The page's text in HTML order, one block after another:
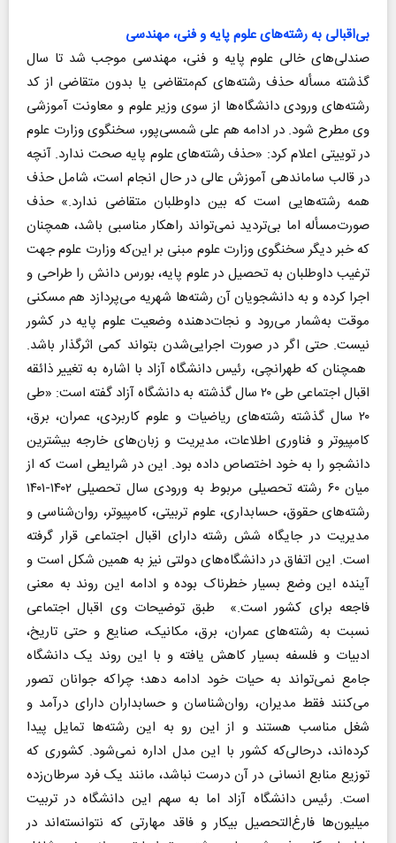
بی‌اقبالی به رشته‌های علوم پایه و فنی، مهندسی
صندلی‌های خالی علوم پایه و فنی، مهندسی موجب شد تا سال
گذشته مسأله حذف رشته‌های کم‌متقاضی یا بدون‌ متقاضی از کد
رشته‌های ورودی دانشگاه‌ها از سوی وزیر علوم و معاونت آموزشی
وی مطرح شود. در ادامه هم علی شمسی‌پور، سخنگوی وزارت علوم
در توییتی اعلام کرد: «حذف رشته‌های علوم پایه صحت ندارد. آنچه
در قالب ساماندهی آموزش عالی در حال انجام است، شامل حذف
همه رشته‌هایی است که بین داوطلبان متقاضی ندارد.» حذف
صورت‌مسأله اما بی‌تردید نمی‌تواند راهکار مناسبی باشد، همچنان‌
که خبر دیگر سخنگوی وزارت علوم مبنی بر این‌که وزارت علوم جهت
ترغیب داوطلبان به تحصیل در علوم پایه، بورس دانش را طراحی و
اجرا کرده و به دانشجویان آن رشته‌ها شهریه می‌پردازد هم مسکنی
موقت به‌شمار می‌رود و نجات‌دهنده وضعیت علوم پایه در کشور
نیست. حتی اگر در صورت اجرایی‌شدن بتواند کمی اثرگذار باشد.
همچنان‌ که طهرانچی، رئیس دانشگاه آزاد با اشاره به تغییر ذائقه
اقبال اجتماعی طی ۲۰ سال گذشته به دانشگاه آزاد گفته است: «طی
۲۰ سال گذشته رشته‌های ریاضیات و علوم کاربردی، عمران، برق،
کامپیوتر و فناوری اطلاعات، مدیریت و زبان‌های خارجه بیشترین
دانشجو را به خود اختصاص داده بود. این در شرایطی است که از
میان ۶۰ رشته تحصیلی مربوط به ورودی سال تحصیلی ۱۴۰۲-۱۴۰۱
رشته‌های حقوق، حسابداری، علوم تربیتی، کامپیوتر، روان‌شناسی و
مدیریت در جایگاه شش رشته دارای اقبال اجتماعی قرار گرفته
است. این اتفاق در دانشگاه‌های دولتی نیز به همین شکل است و
آینده این وضع بسیار خطرناک بوده و ادامه این روند به معنی
فاجعه برای کشور است.» طبق توضیحات وی اقبال اجتماعی
نسبت به رشته‌های عمران، برق، مکانیک، صنایع و حتی تاریخ،
ادبیات و فلسفه بسیار کاهش یافته و با این روند یک دانشگاه
جامع نمی‌تواند به حیات خود ادامه دهد؛ چراکه جوانان تصور
می‌کنند فقط مدیران، روان‌شناسان و حسابداران دارای درآمد و
شغل مناسب هستند و از این رو به این رشته‌ها تمایل پیدا
کرده‌اند، درحالی‌که کشور با این مدل اداره نمی‌شود. کشوری که
توزیع منابع انسانی در آن درست نباشد، مانند یک فرد سرطان‌زده
است. رئیس دانشگاه آزاد اما به سهم این دانشگاه در تربیت
میلیون‌ها فارغ‌التحصیل بیکار و فاقد مهارتی که نتوانسته‌اند در